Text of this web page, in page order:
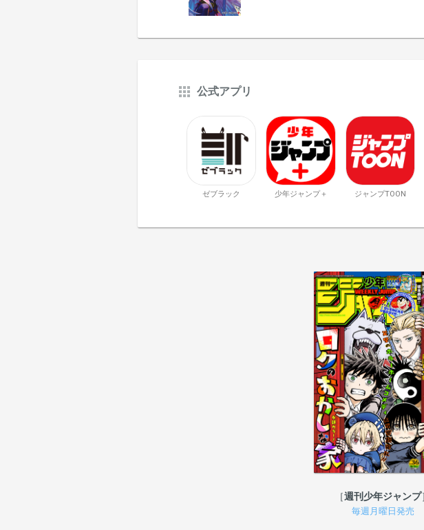
公式アプリ
ゼブラック 少年ジャンプ＋ ジャンプTOON
週刊少年ジャンプ
毎週月曜日発売